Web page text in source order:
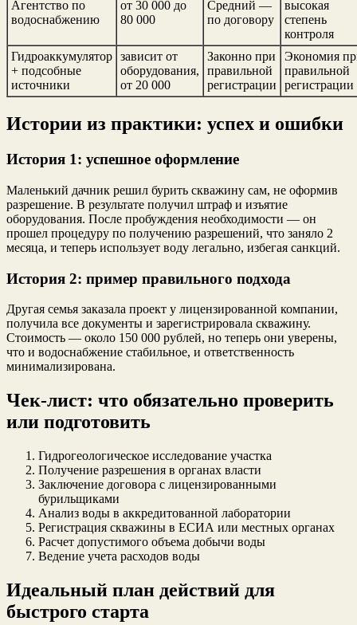
Агентство по
водоснабжению
от 30 000 до
80 000
Средний —
по договору
высокая
степень
контроля
Гидроаккумулятор
+ подсобные
источники
зависит от
оборудования,
от 20 000
Законно при
правильной
регистрации
Экономия
правильной
регистрации
Истории из практики: успех и ошибки
История 1: успешное оформление
Маленький дачник решил бурить скважину сам, не оформив
разрешение. В результате получил штраф и изъятие
оборудования. После пробуждения необходимости — он
прошел процедуру по получению разрешений, что заняло 2
месяца, и теперь использует воду легально, избегая санкций.
История 2: пример правильного подхода
Другая семья заказала проект у лицензированной компании,
получила все документы и зарегистрировала скважину.
Стоимость — около 150 000 рублей, но теперь они уверены,
что и водоснабжение стабильное, и ответственность
минимализирована.
Чек-лист: что обязательно проверить
или подготовить
Гидрогеологическое исследование участка
Получение разрешения в органах власти
Заключение договора с лицензированными
бурильщиками
Анализ воды в аккредитованной лаборатории
Регистрация скважины в ЕСИА или местных органах
Расчет допустимого объема добычи воды
Ведение учета расходов воды
Идеальный план действий для
быстрого старта